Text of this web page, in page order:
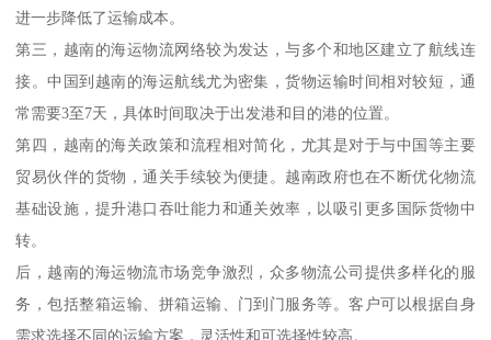
进一步降低了运输成本。
第三，越南的海运物流网络较为发达，与多个和地区建立了航线连
接。中国到越南的海运航线尤为密集，货物运输时间相对较短，通
常需要3至7天，具体时间取决于出发港和目的港的位置。
第四，越南的海关政策和流程相对简化，尤其是对于与中国等主要
贸易伙伴的货物，通关手续较为便捷。越南政府也在不断优化物流
基础设施，提升港口吞吐能力和通关效率，以吸引更多国际货物中
转。
后，越南的海运物流市场竞争激烈，众多物流公司提供多样化的服
务，包括整箱运输、拼箱运输、门到门服务等。客户可以根据自身
需求选择不同的运输方案，灵活性和可选择性较高。